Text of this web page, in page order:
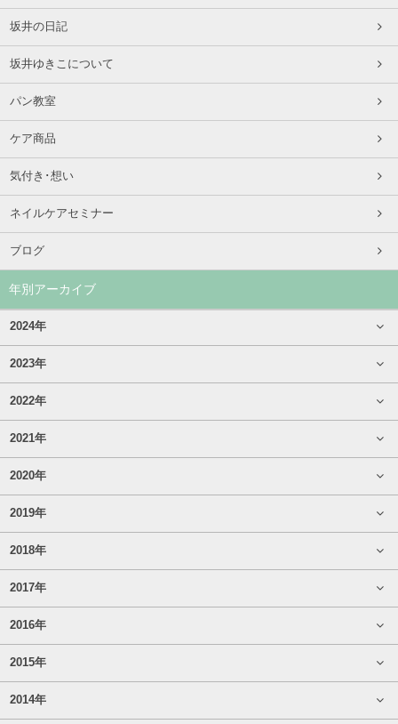
坂井の日記
坂井ゆきこについて
パン教室
ケア商品
気付き･想い
ネイルケアセミナー
ブログ
年別アーカイブ
2024年
2023年
2022年
2021年
2020年
2019年
2018年
2017年
2016年
2015年
2014年